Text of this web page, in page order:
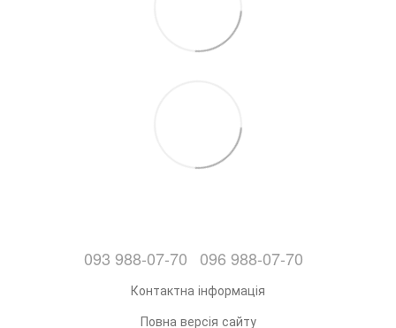
093 988-07-70 096 988-07-70
Контактна інформація
Повна версія сайту